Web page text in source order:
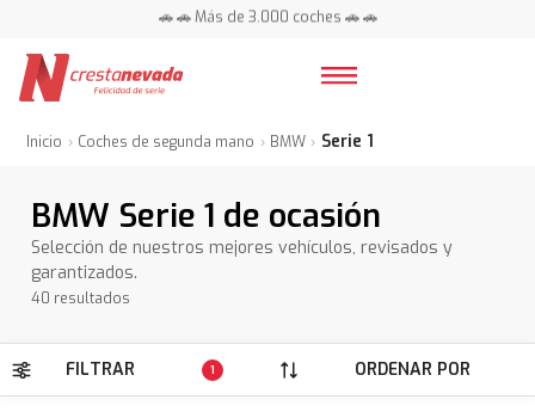
📍 Centros en toda España ⭐
📍 Centros en toda España ⭐
Inicio Coches de segunda mano BMW Serie 1
BMW Serie 1 de ocasión
Selección de nuestros mejores vehículos, revisados y
garantizados.
40 resultados
FILTRAR 1 ORDENAR POR